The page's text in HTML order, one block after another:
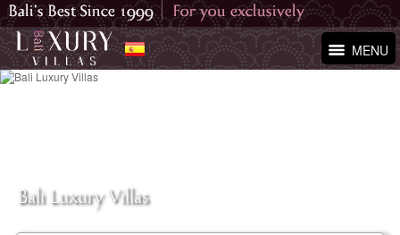
MENU
Bali Luxury Villas